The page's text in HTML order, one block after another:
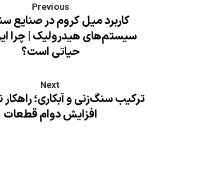
Previous
کاربرد میل کروم در صنایع
سیستم‌های هیدرولیک | چرا
حیاتی است؟
Next
ترکیب سنگ‌زنی و آبکاری؛ راهکار
افزایش دوام قطعات